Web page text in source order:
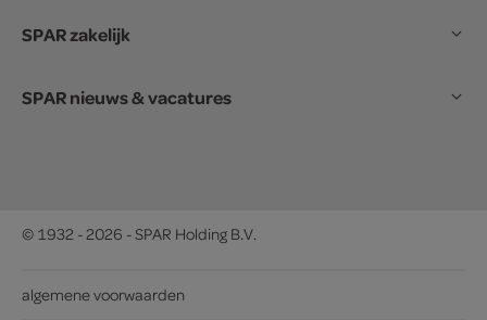
SPAR zakelijk
SPAR nieuws & vacatures
© 1932 - 2026 - SPAR Holding B.V.
algemene voorwaarden